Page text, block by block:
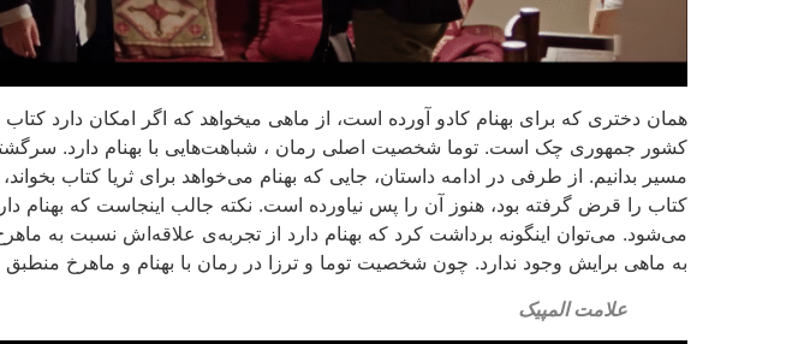
همان دختری که برای بهنام کادو آورده است، از ماهی میخواهد که اگر امکان دارد
کشور جمهوری چک است. توما شخصیت اصلی رمان ، شباهت‌هایی با بهنام دارد.
مسیر بدانیم. از طرفی در ادامه داستان، جایی که بهنام می‌خواهد برای ثریا کتاب
کتاب را قرض گرفته بود، هنوز آن را پس نیاورده است. نکته‌ جالب اینجاست که
می‌شود. می‌توان اینگونه برداشت کرد که بهنام دارد از تجربه‌ی علاقه‌اش نسبت به
به ماهی برایش وجود ندارد. چون شخصیت توما و ترزا در رمان با بهنام و ماهرخ منطبق
علامت المپیک